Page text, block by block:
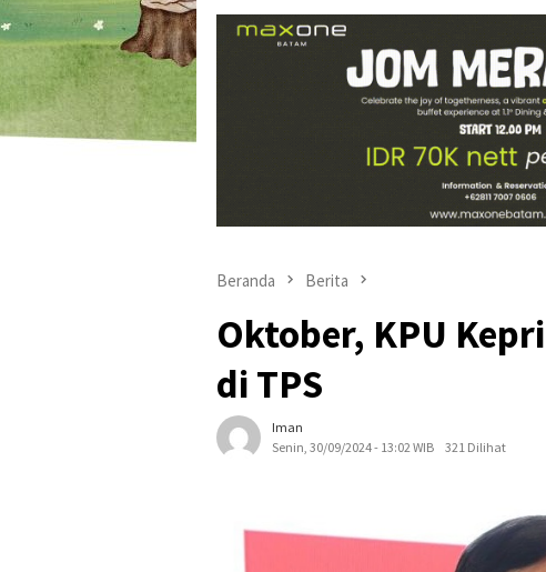
Beranda Berita
Oktober, KPU
di TPS
Iman
Senin, 30/09/2024 - 13:02 WIB
321 Dilihat